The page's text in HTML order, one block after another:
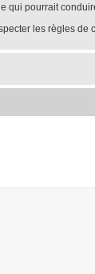
qui pourrait
les règles de